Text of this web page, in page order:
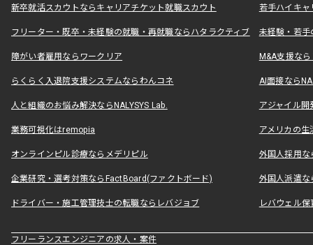
新卒就活スカウトならキャリアチケット就職スカウト 若手ハイキ
フリーター・既卒・未経験の就職・再就職ならハタラクティブ 未経験・若手
障がい者雇用ならワークリア M&A支援な
らくらく入退院支援システムならわんコネ AI面接なら
人と組織のお悩み解決ならNALYSYS Lab. アジャイル
業務可視化はremopia アメリカの
オンラインピル診療ならメデリピル 外国人採用
企業研究・選考対策ならFactBoard(ファクトボード) 外国人派遣な
ドライバー・施工管理技士の転職ならレバジョブ レバウェル
フリーランスエンジニアの求人・案件